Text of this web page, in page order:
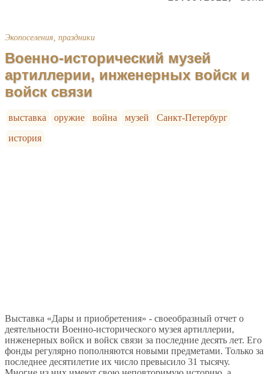
Экопоселения, праздники
Военно-исторический музей
артиллерии, инженерных войск и
войск связи
выставка оружие война музей
Санкт-Петербург
история
Выставка «Дары и приобретения» - своеобразный отчет о
деятельности Военно-исторического музея артиллерии,
инженерных войск и войск связи за последние десять лет. Его
фонды регулярно пополняются новыми предметами. Только за
последнее десятилетие их число превысило 31 тысячу.